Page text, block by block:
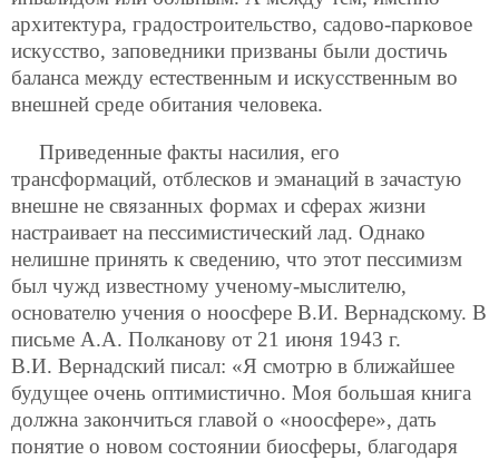
архитектура, градостроительство, садово-парковое
искусство, заповедники призваны были достичь
баланса между естественным и искусственным во
внешней среде обитания человека.
Приведенные факты насилия, его
трансформаций, отблесков и эманаций в зачастую
внешне не связанных формах и сферах жизни
настраивает на пессимистический лад. Однако
нелишне принять к сведению, что этот пессимизм
был чужд известному ученому-мыслителю,
основателю учения о ноосфере В.И. Вернадскому. В
письме А.А. Полканову от 21 июня 1943 г.
В.И. Вернадский писал: «Я смотрю в ближайшее
будущее очень оптимистично. Моя большая книга
должна закончиться главой о «ноосфере», дать
понятие о новом состоянии биосферы, благодаря